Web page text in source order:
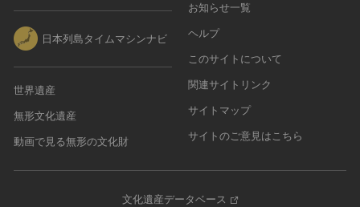
日本列島タイムマシンナビ
世界遺産
無形文化遺産
動画で見る無形の文化財
お知らせ一覧
ヘルプ
このサイトについて
関連サイトリンク
サイトマップ
サイトのご意見はこちら
文化遺産データベース